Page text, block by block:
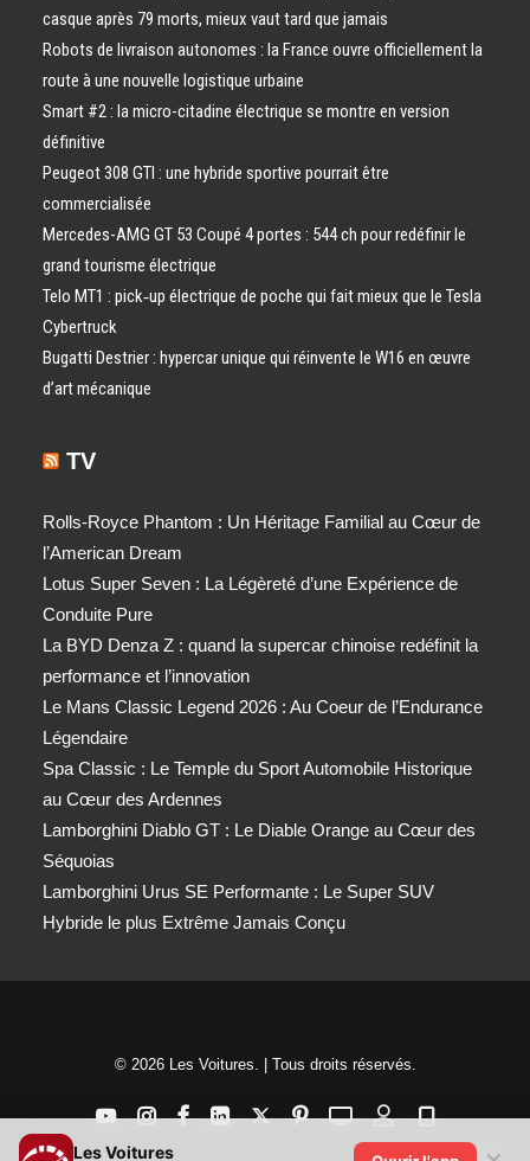
casque après 79 morts, mieux vaut tard que jamais
Robots de livraison autonomes : la France ouvre officiellement la
route à une nouvelle logistique urbaine
Smart #2 : la micro-citadine électrique se montre en version
définitive
Peugeot 308 GTI : une hybride sportive pourrait être
commercialisée
Mercedes-AMG GT 53 Coupé 4 portes : 544 ch pour redéfinir le
grand tourisme électrique
Telo MT1 : pick‑up électrique de poche qui fait mieux que le Tesla
Cybertruck
Bugatti Destrier : hypercar unique qui réinvente le W16 en œuvre
d’art mécanique
TV
Rolls-Royce Phantom : Un Héritage Familial au Cœur de
l’American Dream
Lotus Super Seven : La Légèreté d’une Expérience de
Conduite Pure
La BYD Denza Z : quand la supercar chinoise redéfinit la
performance et l’innovation
Le Mans Classic Legend 2026 : Au Coeur de l’Endurance
Légendaire
Spa Classic : Le Temple du Sport Automobile Historique
au Cœur des Ardennes
Lamborghini Diablo GT : Le Diable Orange au Cœur des
Séquoias
Lamborghini Urus SE Performante : Le Super SUV
Hybride le plus Extrême Jamais Conçu
© 2026 Les Voitures. | Tous droits réservés.
Les Voitures